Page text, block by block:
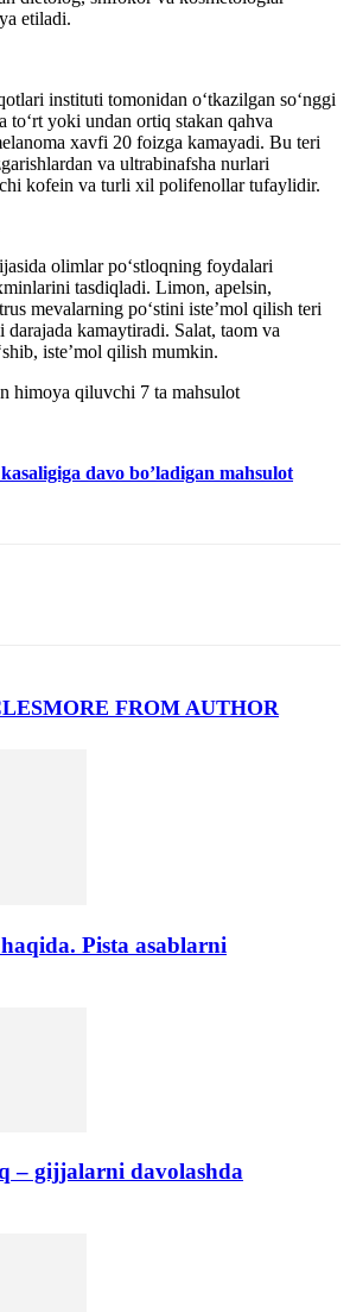
etiladi.
instituti tomonidan o‘tkazilgan so‘nggi
to‘rt yoki undan ortiq stakan qahva
xavfi 20 foizga kamayadi. Bu teri
va ultrabinafsha nurlari
kofein va turli xil polifenollar tufaylidir.
olimlar po‘stloqning foydalari
tasdiqladi. Limon, apelsin,
mevalarning po‘stini iste’mol qilish teri
kamaytiradi. Salat, taom va
iste’mol qilish mumkin.
himoya qiluvchi 7 ta mahsulot
davo bo’ladigan mahsulot
MORE FROM AUTHOR
Pista asablarni
– gijjalarni davolashda